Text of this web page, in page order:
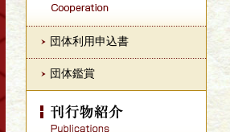
団体利用申込書
団体鑑賞